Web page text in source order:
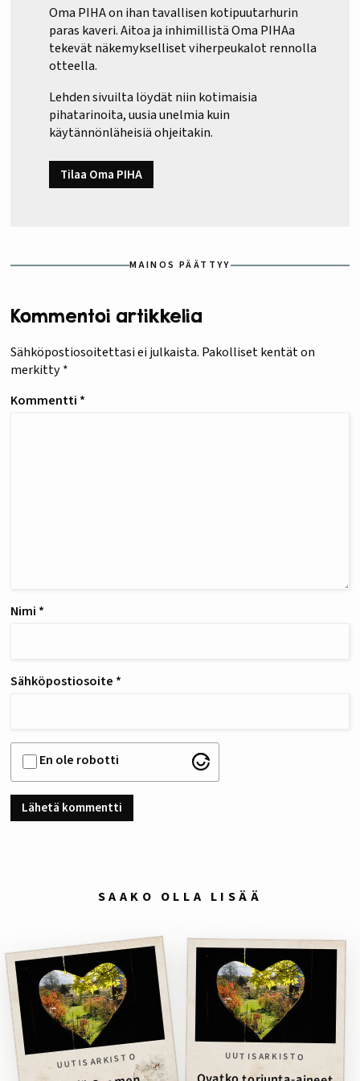
Oma PIHA on ihan tavallisen kotipuutarhurin
paras kaveri. Aitoa ja inhimillistä Oma PIHAa
tekevät näkemykselliset viherpeukalot rennolla
otteella.
Lehden sivuilta löydät niin kotimaisia
pihatarinoita, uusia unelmia kuin
käytännönläheisiä ohjeitakin.
Tilaa Oma PIHA
MAINOS PÄÄTTYY
Kommentoi artikkelia
Sähköpostiosoitettasi ei julkaista. Pakolliset kentät on
merkitty*
Kommentti *
Nimi *
Sähköpostiosoite *
En ole robotti
SAAKO OLLA LISÄÄ
UUTISARKISTO UUTISARKISTO